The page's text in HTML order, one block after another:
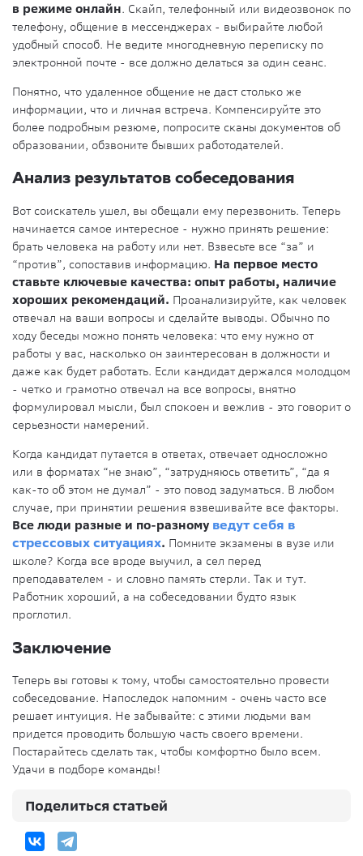
в режиме онлайн. Скайп, телефонный или видеозвонок по
телефону, общение в мессенджерах - выбирайте любой
удобный способ. Не ведите многодневную переписку по
электронной почте - все должно делаться за один сеанс.
Понятно, что удаленное общение не даст столько же
информации, что и личная встреча. Компенсируйте это
более подробным резюме, попросите сканы документов об
образовании, обзвоните бывших работодателей.
Анализ результатов собеседования
Вот соискатель ушел, вы обещали ему перезвонить. Теперь
начинается самое интересное - нужно принять решение:
брать человека на работу или нет. Взвесьте все “за” и
“против”, сопоставив информацию. На первое место
ставьте ключевые качества: опыт работы, наличие
хороших рекомендаций. Проанализируйте, как человек
отвечал на ваши вопросы и сделайте выводы. Обычно по
ходу беседы можно понять человека: что ему нужно от
работы у вас, насколько он заинтересован в должности и
даже как будет работать. Если кандидат держался молодцом
- четко и грамотно отвечал на все вопросы, внятно
формулировал мысли, был спокоен и вежлив - это говорит о
серьезности намерений.
Когда кандидат путается в ответах, отвечает односложно
или в форматах “не знаю”, “затрудняюсь ответить”, “да я
как-то об этом не думал” - это повод задуматься. В любом
случае, при принятии решения взвешивайте все факторы.
Все люди разные и по-разному ведут себя в
стрессовых ситуациях. Помните экзамены в вузе или
школе? Когда все вроде выучил, а сел перед
преподавателем - и словно память стерли. Так и тут.
Работник хороший, а на собеседовании будто язык
проглотил.
Заключение
Теперь вы готовы к тому, чтобы самостоятельно провести
собеседование. Напоследок напомним - очень часто все
решает интуиция. Не забывайте: с этими людьми вам
придется проводить большую часть своего времени.
Постарайтесь сделать так, чтобы комфортно было всем.
Удачи в подборе команды!
Поделиться статьей